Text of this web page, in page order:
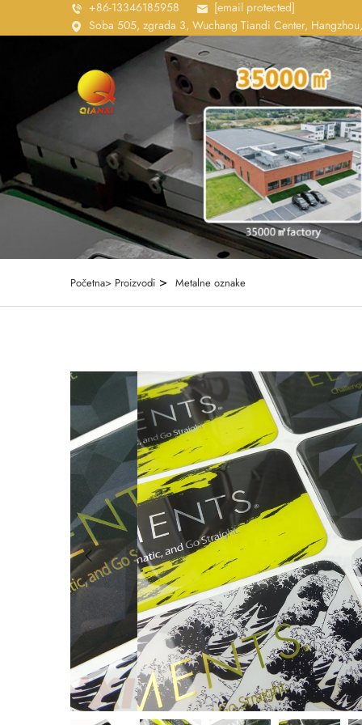
+86-13346185958
[email protected]
Soba 505, zgrada 3, Wuchang Tiandi Center,
Početna> Proizvodi > Metalne oznake